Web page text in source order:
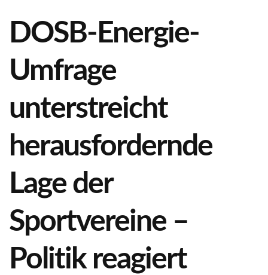
DOSB-Energie-
Umfrage
unterstreicht
herausfordernde
Lage der
Sportvereine –
Politik reagiert